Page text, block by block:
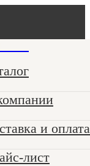
и оплата
лист